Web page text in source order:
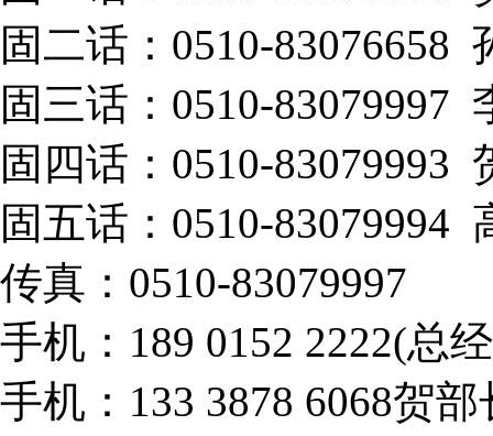
固二话：0510-83076658
固三话：0510-83079997
固四话：0510-83079993
固五话：0510-83079994
传真：0510-83079997
手机：189 0152 2222(总
手机：133 3878 6068贺